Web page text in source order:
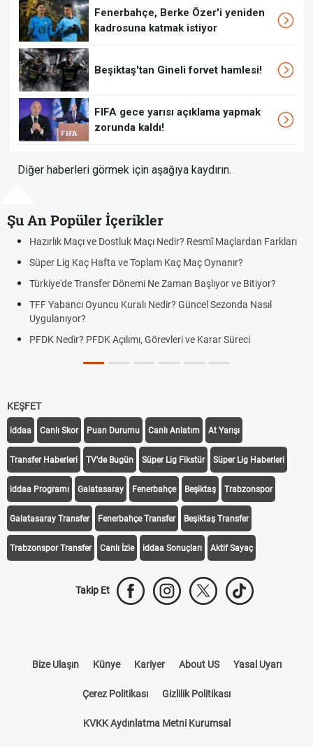
Fenerbahçe, Berke Özer'i yeniden
kadrosuna katmak istiyor
Beşiktaş'tan Gineli forvet hamlesi!
FIFA gece yarısı açıklama yapmak
zorunda kaldı!
Diğer haberleri görmek için aşağıya kaydırın.
Şu An Popüler İçerikler
ve Dostluk Maçı Nedir? Resmî Maçlardan Farkları
Kaç Hafta ve Toplam Kaç Maç Oynanır?
Transfer Dönemi Ne Zaman Başlıyor ve Bitiyor?
Oyuncu Kuralı Nedir? Güncel Sezonda Nasıl
PFDK Açılımı, Görevleri ve Karar Süreci
Puan
Futbol
Deplasman
KEŞFET
iddaa Canlı Skor Puan Durumu Canlı Anlatım At Yarışı
Transfer Haberleri TV'de Bugün Süper Lig Fikstür Süper Lig Haberleri
iddaa Programı Galatasaray Fenerbahçe Beşiktaş Trabzonspor
Galatasaray Transfer Fenerbahçe Transfer Beşiktaş Transfer
Trabzonspor Transfer Canlı İzle iddaa Sonuçları Aktif Sayaç